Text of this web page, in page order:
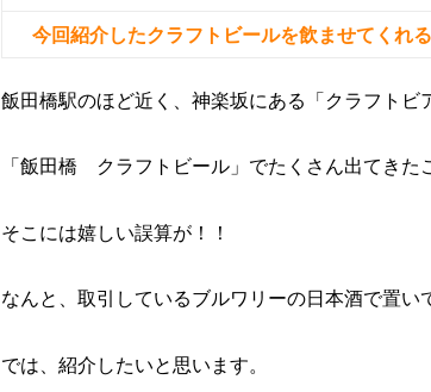
今回紹介したクラフトビールを飲ませてくれ
飯田橋駅のほど近く、神楽坂にある「クラフトビ
「飯田橋 クラフトビール」でたくさん出てきた
そこには嬉しい誤算が！！
なんと、取引しているブルワリーの日本酒で置い
では、紹介したいと思います。